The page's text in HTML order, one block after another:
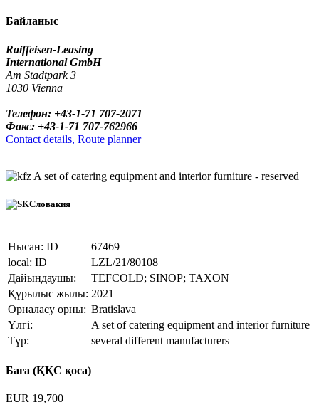
Байланыс
Raiffeisen-Leasing
International GmbH
Am Stadtpark 3
1030 Vienna
Телефон: +43-1-71 707-2071
Факс: +43-1-71 707-762966
Contact details, Route planner
A set of catering equipment and interior furniture - reserved
Словакия
Нысан: ID
67469
local: ID
LZL/21/80108
Дайындаушы:
TEFCOLD; SINOP; TAXON
Құрылыс жылы: 2021
Орналасу орны: Bratislava
Үлгі:
A set of catering equipment and interior furniture
Түр:
several different manufacturers
Баға (ҚҚС қоса)
EUR 19,700